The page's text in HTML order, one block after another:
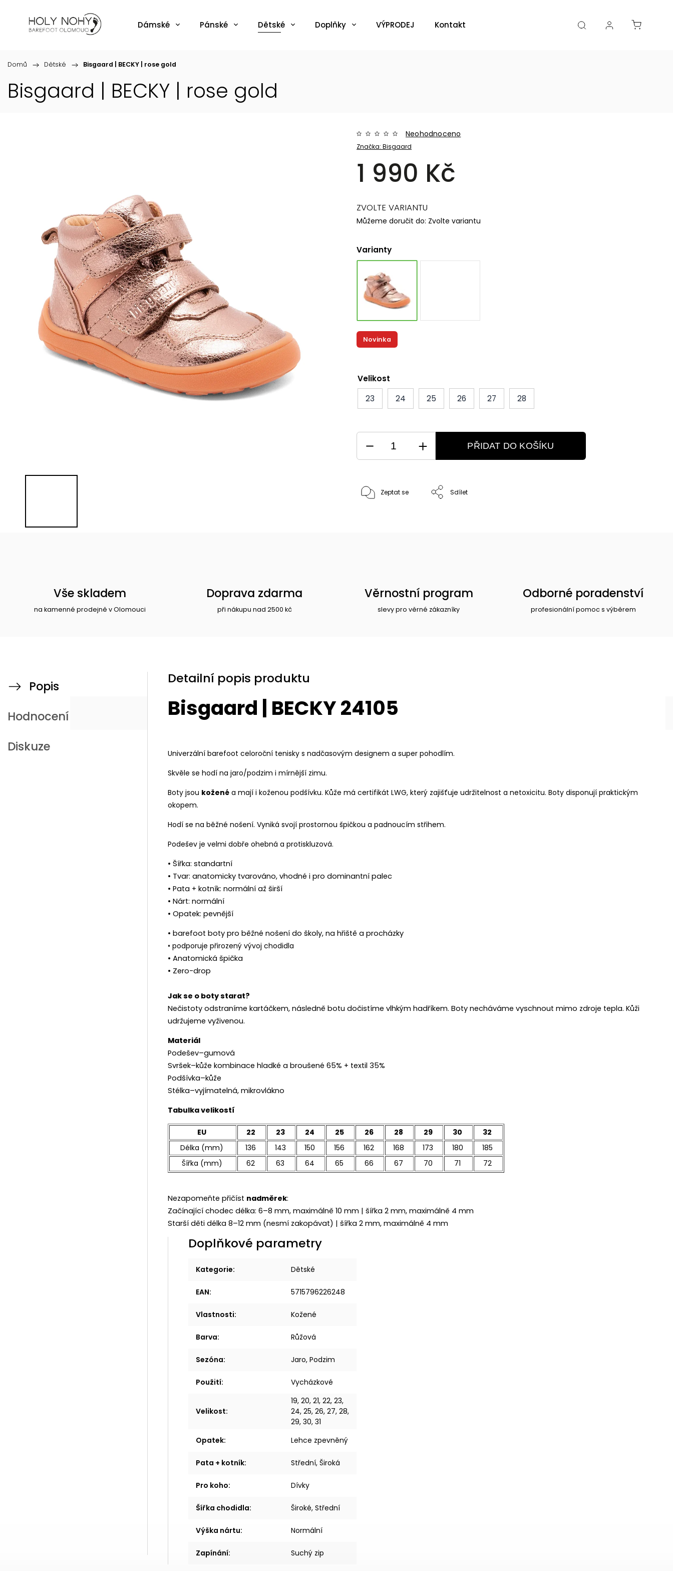
Dámské Pánské Dětské Doplňky VÝPRODEJ Kontakty
Domů / Dětské / Bisgaard | BECKY | rose gold
Bisgaard | BECKY | rose gold
Značka:Bisgaard
Neohodnoceno
Varianty
1 990 Kč
Novinka
ZVOLTE VARIANTU
Můžeme doručit do: Zvolte variantu
Velikost
23
24 25 26 27 28
PŘIDAT DO KOŠÍKU
Zeptat se Sdílet
Vše skladem
na kamenné prodejně v Olomouci
Doprava zdarma
při nákupu nad 2500 kč
Věrnostní program
slevy pro věrné zákazníky
Odborné poradenství
profesionální pomoc s výběrem
Popis
Hodnocení
Diskuze
Detailní popis produktu
Bisgaard | BECKY 24105
Univerzální barefoot celoroční tenisky s nadčasovým designem a super pohodlím.
Skvěle se hodí na jaro/podzim i mírnější zimu.
Boty jsou kožené a mají i koženou podšívku. Kůže má certifikát LWG, který zajišťuje udržitelnost a netoxicitu. Boty disponují praktickým
okopem.
Hodí se na běžné nošení. Vyniká svojí prostornou špičkou a padnoucím střihem.
Podešev je velmi dobře ohebná a protiskluzová.
• Šířka: standartní
• Tvar: anatomicky tvarováno, vhodné i pro dominantní palec
• Pata + kotník: normální až širší
• Nárt: normální
• Opatek: pevnější
• barefoot boty pro běžné nošení do školy, na hřiště a procházky
• podporuje přirozený vývoj chodidla
• Anatomická špička
• Zero-drop
Jak se o boty starat?
Nečistoty odstraníme kartáčkem, následně botu dočistíme vlhkým hadříkem. Boty necháváme vyschnout mimo zdroje tepla. Kůži
udržujeme vyživenou.
Materiál
Podešev–gumová
Svršek–kůže kombinace hladké a broušené 65% + textil 35%
Podšívka–kůže
Stélka–vyjímatelná, mikrovlákno
Tabulka velikostí
EU 22 23 24 25 26 28 29 30
32
Délka (mm)
136 143 150 156 162 168 173 180
185
Šířka (mm)
62 63 64 65 66 67 70 71 72
Nezapomeňte přičíst nadměrek:
Začínající chodec délka: 6–8 mm, maximálně 10 mm | šířka 2 mm, maximálně 4 mm
Starší děti délka 8–12 mm (nesmí zakopávat) | šířka 2 mm, maximálně 4 mm
Doplňkové parametry
Kategorie: Dětské
EAN: 5715796226248
Vlastnosti: Kožené
Barva: Růžová
Sezóna: Jaro, Podzim
Použití: Vycházkové
Velikost:
19, 20, 21, 22, 23,
24, 25, 26, 27, 28,
29, 30, 31
Opatek: Lehce zpevněný
Pata + kotník: Střední, Široká
Pro koho: Dívky
Šířka chodidla: Široké, Střední
Výška nártu: Normální
Zapínání: Suchý zip